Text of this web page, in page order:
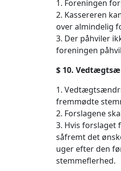
1. Foreningen
2. Kassereren
over almindelig
3. Der påhviler
foreningen
$ 10.
1.
fremmødte
2. Forslagene
3. Hvis forslaget
såfremt det
uger efter den
stemmeflerhed.